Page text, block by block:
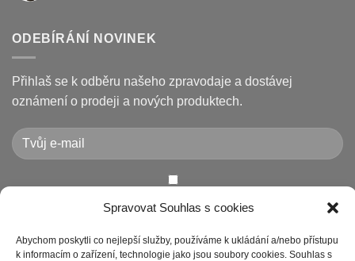
Spravovat Souhlas s cookies
Abychom poskytli co nejlepší služby, používáme k ukládání a/nebo přístupu
k informacím o zařízení, technologie jako jsou soubory cookies. Souhlas s
opravit
displeje
Xiaomi
Pro
a
jak
je
textu
s
vyměnit
pneumatiku
na
elektrokoloběžce
(8.5″
vs
10″,
duše
ODEBÍRÁNÍ NOVINEK
Přihlaš se k odběru našeho zpravodaje a dostávej
oznámení o prodeji a nových produktech.
Chcete-li odeslat tento formulář, musíte přijmout naše